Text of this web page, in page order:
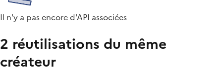
Il n'y a pas encore d'API associées
2 réutilisations du même
créateur